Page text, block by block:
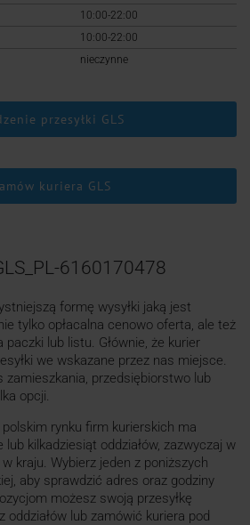
10:00-22:00
10:00-22:00
nieczynne
przesyłki GLS
kuriera GLS
6160170478
formę wysyłki jaką jest
tylko opłacalna cenowo oferta, ale też
lub listu. Głównie, że kurier
we wskazane przez nas miejsce.
zamieszkania, przedsiębiorstwo lub
opcji.
rynku firm kurierskich ma
kilkadziesiąt oddziałów, zazwyczaj w
kraju. Wybierz jeden z poniższych
aby sprawdzić adres oraz godziny
możesz swoją przesyłkę
oddziałów lub zamówić kuriera pod